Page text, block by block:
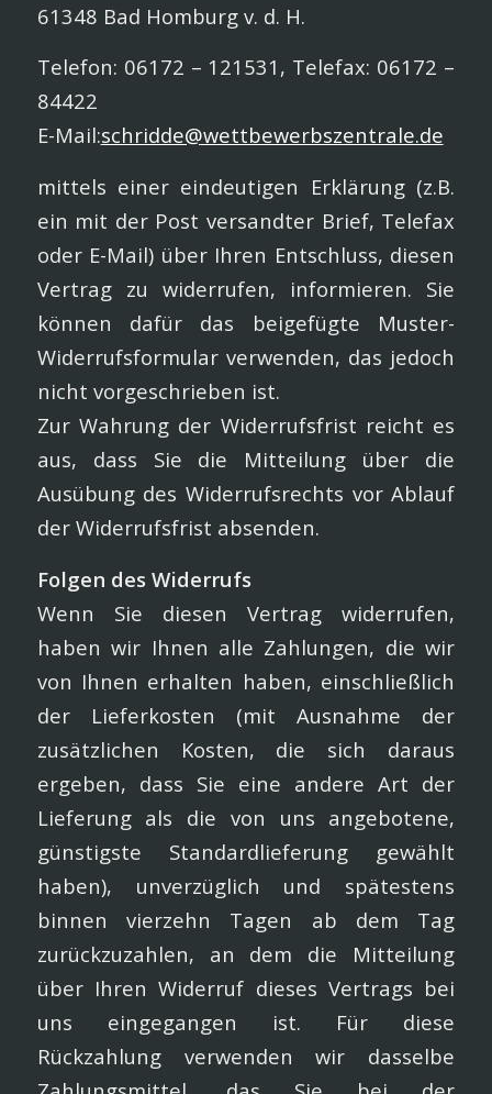
61348 Bad Homburg v. d. H.
Telefon: 06172 – 121531, Telefax: 06172 –
84422
E-Mail:schridde@wettbewerbszentrale.de
mittels einer eindeutigen Erklärung (z.B.
ein mit der Post versandter Brief, Telefax
oder E-Mail) über Ihren Entschluss, diesen
Vertrag zu widerrufen, informieren. Sie
können dafür das beigefügte Muster-
Widerrufsformular verwenden, das jedoch
nicht vorgeschrieben ist.
Zur Wahrung der Widerrufsfrist reicht es
aus, dass Sie die Mitteilung über die
Ausübung des Widerrufsrechts vor Ablauf
der Widerrufsfrist absenden.
Folgen des Widerrufs
Wenn Sie diesen Vertrag widerrufen,
haben wir Ihnen alle Zahlungen, die wir
von Ihnen erhalten haben, einschließlich
der Lieferkosten (mit Ausnahme der
zusätzlichen Kosten, die sich daraus
ergeben, dass Sie eine andere Art der
Lieferung als die von uns angebotene,
günstigste Standardlieferung gewählt
haben), unverzüglich und spätestens
binnen vierzehn Tagen ab dem Tag
zurückzuzahlen, an dem die Mitteilung
über Ihren Widerruf dieses Vertrags bei
uns eingegangen ist. Für diese
Rückzahlung verwenden wir dasselbe